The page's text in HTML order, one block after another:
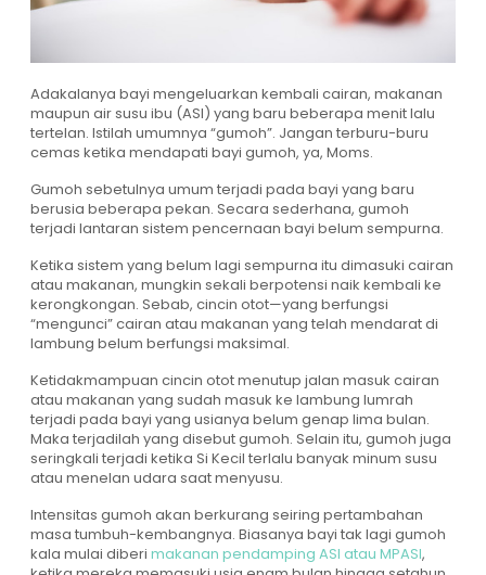
Adakalanya bayi mengeluarkan kembali cairan, makanan
maupun air susu ibu (ASI) yang baru beberapa menit lalu
tertelan. Istilah umumnya “gumoh”. Jangan terburu-buru
cemas ketika mendapati bayi gumoh, ya, Moms.
Gumoh sebetulnya umum terjadi pada bayi yang baru
berusia beberapa pekan. Secara sederhana, gumoh
terjadi lantaran sistem pencernaan bayi belum sempurna.
Ketika sistem yang belum lagi sempurna itu dimasuki cairan
atau makanan, mungkin sekali berpotensi naik kembali ke
kerongkongan. Sebab, cincin otot—yang berfungsi
“mengunci” cairan atau makanan yang telah mendarat di
lambung belum berfungsi maksimal.
Ketidakmampuan cincin otot menutup jalan masuk cairan
atau makanan yang sudah masuk ke lambung lumrah
terjadi pada bayi yang usianya belum genap lima bulan.
Maka terjadilah yang disebut gumoh. Selain itu, gumoh juga
seringkali terjadi ketika Si Kecil terlalu banyak minum susu
atau menelan udara saat menyusu.
Intensitas gumoh akan berkurang seiring pertambahan
masa tumbuh-kembangnya. Biasanya bayi tak lagi gumoh
kala mulai diberi makanan pendamping ASI atau MPASI,